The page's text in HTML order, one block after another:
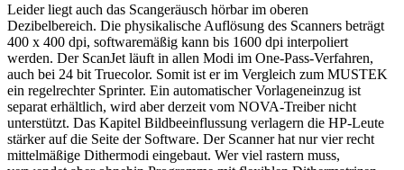
Leider liegt auch das Scangeräusch hörbar im oberen
Dezibelbereich. Die physikalische Auflösung des Scanners beträgt
400 x 400 dpi, softwaremäßig kann bis 1600 dpi interpoliert
werden. Der ScanJet läuft in allen Modi im One-Pass-Verfahren,
auch bei 24 bit Truecolor. Somit ist er im Vergleich zum MUSTEK
ein regelrechter Sprinter. Ein automatischer Vorlageneinzug ist
separat erhältlich, wird aber derzeit vom NOVA-Treiber nicht
unterstützt. Das Kapitel Bildbeeinflussung verlagern die HP-Leute
stärker auf die Seite der Software. Der Scanner hat nur vier recht
mittelmäßige Dithermodi eingebaut. Wer viel rastern muss,